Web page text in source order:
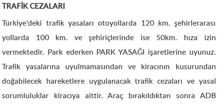
TRAFİK CEZALARI
Türkiye'deki trafik yasaları otoyollarda 120 km. şehirlerarası
yollarda 100 km. ve şehiriçlerinde ise 50km. hıza izin
vermektedir. Park ederken PARK YASAĞI işaretlerine uyunuz.
Trafik yasalarına uyulmamasından ve kiracının kusurundan
doğabilecek hareketlere uygulanacak trafik cezaları ve yasal
sorumluluklar kiracıya aittir. Araç bırakıldıktan sonra ADB